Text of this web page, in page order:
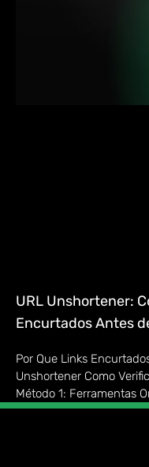
URL Unshortener:
Encurtados Antes
Por Que Links
Unshortener Como
Método 1: Ferramentas